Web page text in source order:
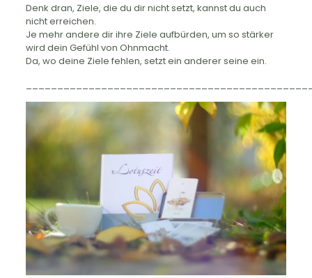
Denk dran, Ziele, die du dir nicht setzt, kannst du auch
nicht erreichen.
Je mehr andere dir ihre Ziele aufbürden, um so stärker
wird dein Gefühl von Ohnmacht.
Da, wo deine Ziele fehlen, setzt ein anderer seine ein.